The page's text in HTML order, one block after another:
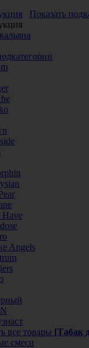
Показать
Have
Angels
все товары [Табак
смеси